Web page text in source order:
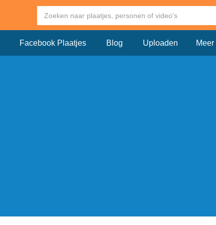
Facebook Plaatjes Blog Uploaden Meer